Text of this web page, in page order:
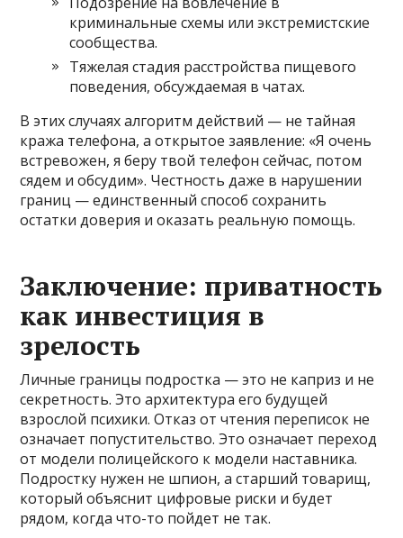
криминальные схемы или экстремистские
сообщества.
Тяжелая стадия расстройства пищевого
поведения, обсуждаемая в чатах.
В этих случаях алгоритм действий — не тайная
кража телефона, а открытое заявление: «Я очень
встревожен, я беру твой телефон сейчас, потом
сядем и обсудим». Честность даже в нарушении
границ — единственный способ сохранить
остатки доверия и оказать реальную помощь.
Заключение: приватность
как инвестиция в
зрелость
Личные границы подростка — это не каприз и не
секретность. Это архитектура его будущей
взрослой психики. Отказ от чтения переписок не
означает попустительство. Это означает переход
от модели полицейского к модели наставника.
Подростку нужен не шпион, а старший товарищ,
который объяснит цифровые риски и будет
рядом, когда что-то пойдет не так.